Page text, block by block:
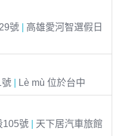
號
高雄愛河智選假日
號 Lè mù 位於台中
105號
天下居汽車旅館